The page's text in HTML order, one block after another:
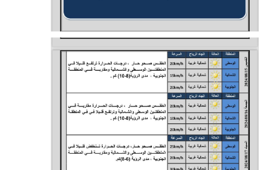
المرحلة المتوسطة
المرحلة الاعدادية
كتب مدرسية
المرحلة الابتدائية
المرحلة المتوسطة